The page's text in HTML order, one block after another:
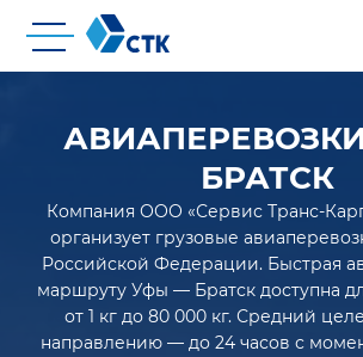
БРАТСК
Компания ООО «Сервис Транс-
организует грузовые
Российской Федерации. Быстрая
маршруту Уфы — Братск доступна
от 1 кг до 80 000 кг. Средний
направлению — до 24 часов с